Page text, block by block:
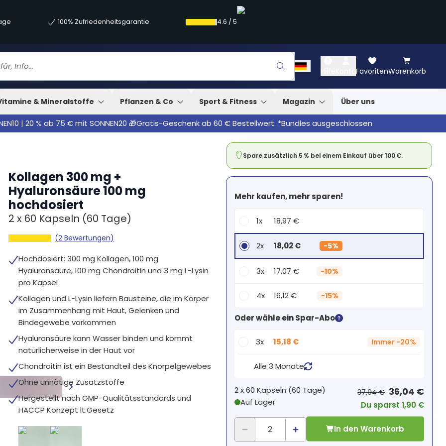
100% Zufriedenheitsgarantie 4.6 /5
FavoritenWarenkorb
& Mineralstoffe Pflanzen & Co Sport & Fitness Magazin Über uns
| 20 % ab 75 € mit SONNEN20 🎁Gratis-Geschenk ab 60 € Bestellwert. *Bundles ausgeschlossen
Kollagen 300 mg +
Hyaluronsäure 100 mg
hochdosiert
2 x 60 Kapseln (60 Tage)
(2 Bewertungen)
Hochdosiert: 300 mg Kollagen, 100 mg
Hyaluronsäure, 100 mg Chondroitin und 3 mg L-Lysin
pro Kapsel
Kollagen und L-Lysin liefern Bausteine, die im Körper
im Zusammenhang mit Haut, Gelenken und
Bindegewebe vorkommen
Hyaluronsäure kann Wasser binden und kommt
natürlicherweise in der Haut vor
Chondroitin ist ein Bestandteil des Knorpelgewebes
Ohne unnötige Zusatzstoffe
Hergestellt nach GMP-Qualitätsstandards und
HACCP Konzept lt.Gesetz
Spare zusätzlich 5 % bei einem Einkauf über 100 €.
Mehr kaufen, mehr sparen!
1x 18,97 €
2x 18,02 € -5%
3x 17,07 € -10%
4x 16,12 € -15%
Dein persönlicher Rabatt
0,00 €
Oder wähle ein Spar-Abo
3x 15,18 € Immer -20%
Alle 3 Monate
2 x60 Kapseln (60 Tage)
Auf Lager
37,94 € 36,04 €
Du sparst 1,90 €
In den Warenkorb